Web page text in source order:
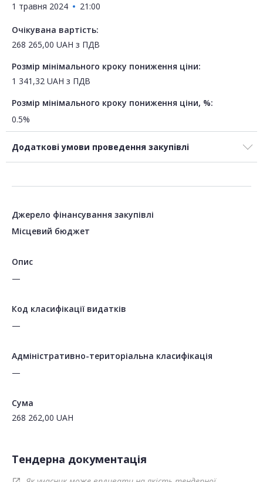
1 травня 2024
21:00
Очікувана вартість:
268 265,00 UAH з ПДВ
Розмір мінімального кроку пониження ціни:
1 341,32 UAH з ПДВ
Розмір мінімального кроку пониження ціни, %:
0.5%
Додаткові умови проведення закупівлі
Джерело фінансування закупівлі
Місцевий бюджет
Опис
—
Код класифікації видатків
—
Адміністративно-територіальна класифікація
—
Сума
268 262,00 UAH
Тендерна документація